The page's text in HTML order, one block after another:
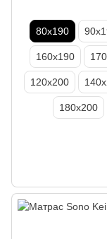
80х190
160х190
120х200
180х200